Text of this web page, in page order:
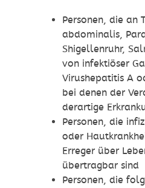
Personen, die an
abdominalis,
Shigellenruhr,
von infektiöser
Virushepatitis A
bei denen der
derartige
Personen, die
oder
Erreger über
übertragbar sind
Personen, die